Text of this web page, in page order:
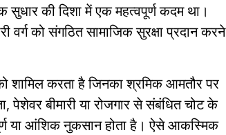
की दिशा में एक महत्वपूर्ण कदम था।
वर्ग को संगठित सामाजिक सुरक्षा प्रदान करने
शामिल करता है जिनका श्रमिक आमतौर पर
पेशेवर बीमारी या रोजगार से संबंधित चोट के
या आंशिक नुकसान होता है। ऐसे आकस्मिक